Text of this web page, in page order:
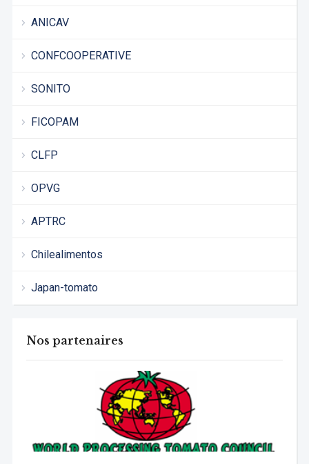
ANICAV
CONFCOOPERATIVE
SONITO
FICOPAM
CLFP
OPVG
APTRC
Chilealimentos
Japan-tomato
Nos partenaires